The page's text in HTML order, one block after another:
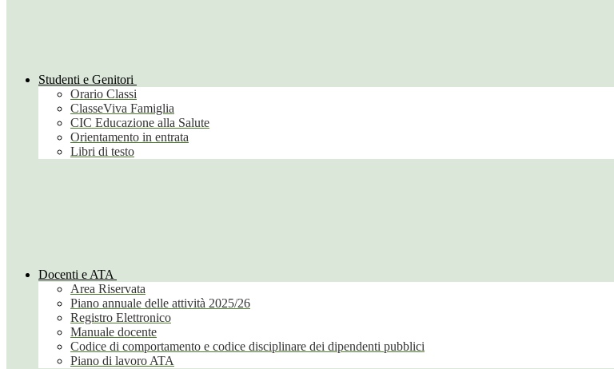
Studenti e Genitori
Orario Classi
ClasseViva Famiglia
CIC Educazione alla Salute
Orientamento in entrata
Libri di testo
Docenti e ATA
Area Riservata
Piano annuale delle attività 2025/26
Registro Elettronico
Manuale docente
Codice di comportamento e codice disciplinare dei dipendenti pubblici
Piano di lavoro ATA